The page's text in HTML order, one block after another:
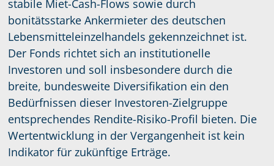
stabile Miet-Cash-Flows sowie durch
bonitätsstarke Ankermieter des deutschen
Lebensmitteleinzelhandels gekennzeichnet ist.
Der Fonds richtet sich an institutionelle
Investoren und soll insbesondere durch die
breite, bundesweite Diversifikation ein den
Bedürfnissen dieser Investoren-Zielgruppe
entsprechendes Rendite-Risiko-Profil bieten. Die
Wertentwicklung in der Vergangenheit ist kein
Indikator für zukünftige Erträge.